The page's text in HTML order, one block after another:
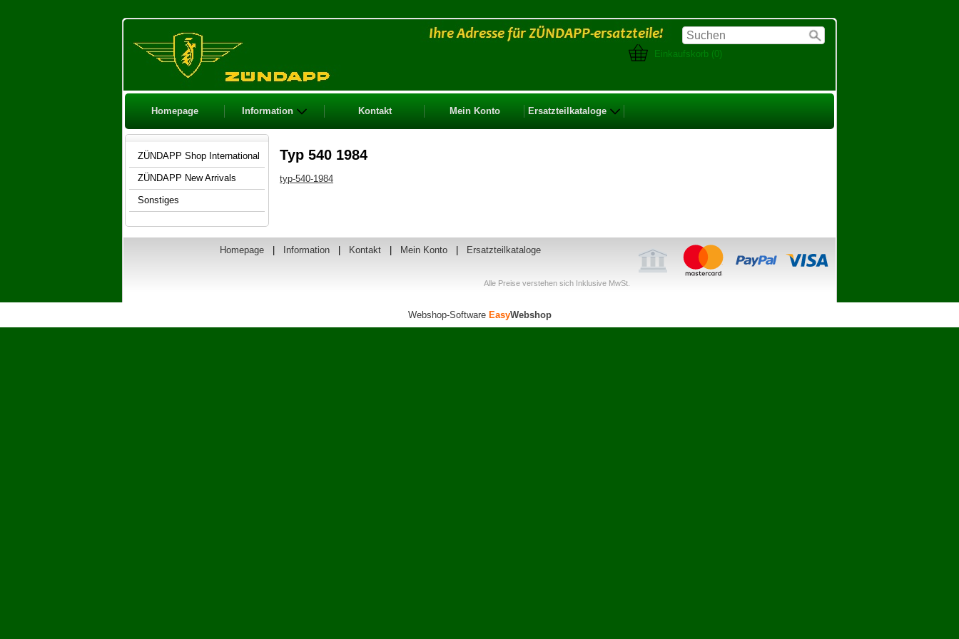
Einkaufskorb (0)
Homepage Information Kontakt Mein Konto Ersatzteilkataloge
Typ 540 1984
typ-540-1984
ZÜNDAPP Shop International
ZÜNDAPP New Arrivals
Sonstiges
Homepage Information Kontakt Mein Konto Ersatzteilkataloge
Alle Preise verstehen sich Inklusive MwSt.
Webshop-Software EasyWebshop